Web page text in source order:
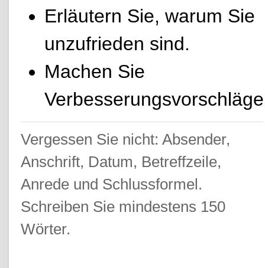
Erläutern Sie, warum Sie
unzufrieden sind.
Machen Sie
Vergessen Sie nicht: Absender,
Anschrift, Datum, Betreffzeile,
Anrede und Schlussformel.
Schreiben Sie mindestens 150
Wörter.